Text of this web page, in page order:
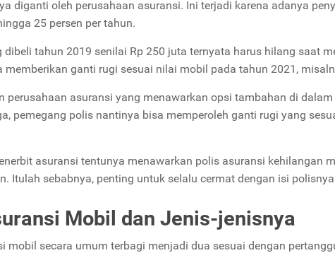
diganti oleh perusahaan asuransi. Ini terjadi karena adanya
25 persen per tahun.
dibeli tahun 2019 senilai Rp 250 juta ternyata harus hilang saat
memberikan ganti rugi sesuai nilai mobil pada tahun 2021,
perusahaan asuransi yang menawarkan opsi tambahan di
pemegang polis nantinya bisa memperoleh ganti rugi yang
asuransi tentunya menawarkan polis asuransi kehilangan
Itulah sebabnya, penting untuk selalu cermat dengan isi
Mobil dan Jenis-jenisnya
mobil secara umum terbagi menjadi dua sesuai dengan